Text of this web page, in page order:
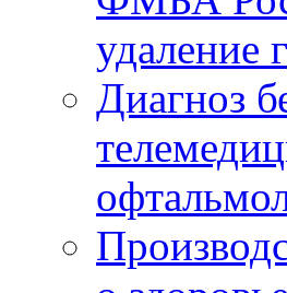
удаление
Диагноз